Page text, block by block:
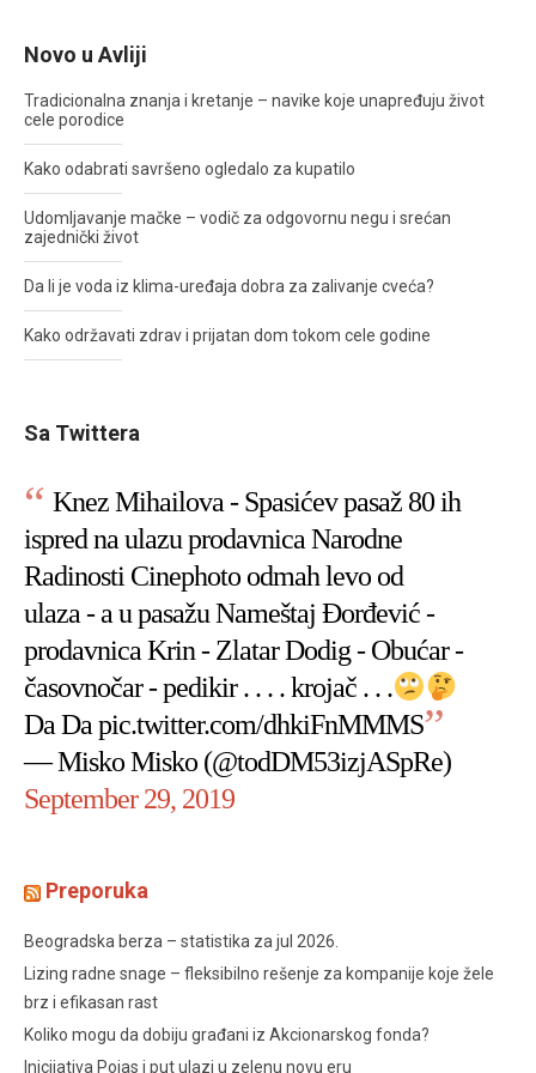
Novo u Avliji
Tradicionalna znanja i kretanje – navike koje unapređuju život
cele porodice
Kako odabrati savršeno ogledalo za kupatilo
Udomljavanje mačke – vodič za odgovornu negu i srećan
zajednički život
Da li je voda iz klima-uređaja dobra za zalivanje cveća?
Kako održavati zdrav i prijatan dom tokom cele godine
Sa Twittera
Knez Mihailova - Spasićev pasaž 80 ih
ispred na ulazu prodavnica Narodne
Radinosti Cinephoto odmah levo od
ulaza - a u pasažu Nameštaj Đorđević -
prodavnica Krin - Zlatar Dodig - Obućar -
časovnočar - pedikir . . . . krojač . . .
Da Dapic.twitter.com/dhkiFnMMMS
— Misko Misko (@todDM53izjASpRe)
September 29, 2019
Preporuka
Beogradska berza – statistika za jul 2026.
Lizing radne snage – fleksibilno rešenje za kompanije koje žele
brz i efikasan rast
Koliko mogu da dobiju građani iz Akcionarskog fonda?
Inicijativa Pojas i put ulazi u zelenu novu eru